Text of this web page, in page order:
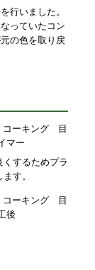
行いました。
っていたコン
の色を取り戻
くするためプラ
す。